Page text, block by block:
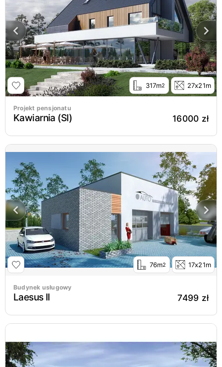
317m2 27x21m
Projekt pensjonatu
Kawiarnia (SI) 16000 zł
76m2 17x21m
Budynek usługowy
Laesus II 7499 zł